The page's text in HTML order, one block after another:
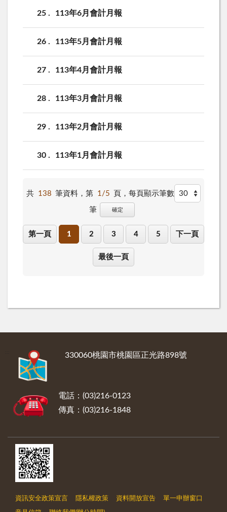
25 113年6月會計月報
26 113年5月會計月報
27 113年4月會計月報
28 113年3月會計月報
29 113年2月會計月報
30 113年1月會計月報
共 138 筆資料，第 1/5 頁，每頁顯示筆數
筆 確定
第一頁 1 2 3 4 5 下一頁
最後一頁
330060桃園市桃園區正光路898號
電話：(03)216-0123
傳真：(03)216-1848
資訊安全政策宣言 隱私權政策 資料開放宣告 單一申辦窗口